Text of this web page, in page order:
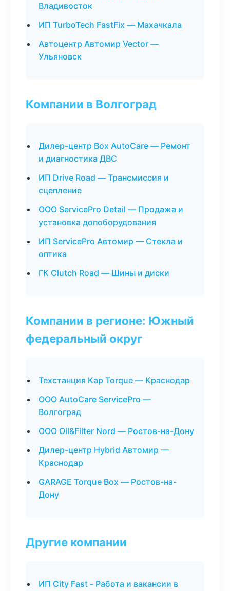
Владивосток
ИП TurboTech FastFix — Махачкала
Автоцентр Автомир Vector —
Ульяновск
Компании в Волгоград
Дилер-центр Box AutoCare — Ремонт
и диагностика ДВС
ИП Drive Road — Трансмиссия и
сцепление
ООО ServicePro Detail — Продажа и
установка допоборудования
ИП ServicePro Автомир — Стекла и
оптика
ГК Clutch Road — Шины и диски
Компании в регионе: Южный
федеральный округ
Техстанция Кар Torque — Краснодар
ООО AutoCare ServicePro —
Волгоград
ООО Oil&Filter Nord — Ростов-на-Дону
Дилер-центр Hybrid Автомир —
Краснодар
GARAGE Torque Box — Ростов-на-
Дону
Другие компании
ИП City Fast - Работа и вакансии в